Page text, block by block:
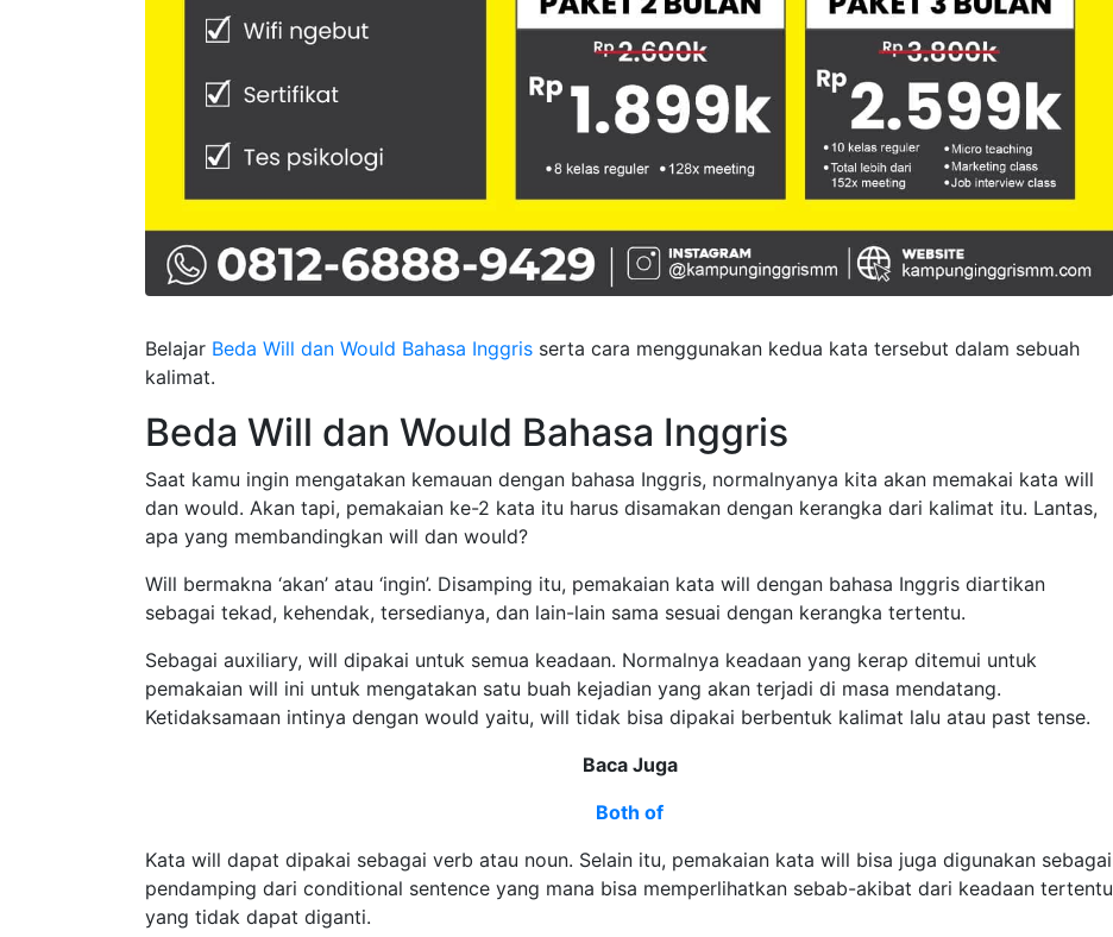
Belajar Beda Will dan Would Bahasa Inggris serta cara menggunakan kedua kata tersebut dalam sebuah
kalimat.
Beda Will dan Would Bahasa Inggris
Saat kamu ingin mengatakan kemauan dengan bahasa Inggris, normalnyanya kita akan memakai kata will
dan would. Akan tapi, pemakaian ke-2 kata itu harus disamakan dengan kerangka dari kalimat itu. Lantas,
apa yang membandingkan will dan would?
Will bermakna ‘akan’ atau ‘ingin’. Disamping itu, pemakaian kata will dengan bahasa Inggris diartikan
sebagai tekad, kehendak, tersedianya, dan lain-lain sama sesuai dengan kerangka tertentu.
Sebagai auxiliary, will dipakai untuk semua keadaan. Normalnya keadaan yang kerap ditemui untuk
pemakaian will ini untuk mengatakan satu buah kejadian yang akan terjadi di masa mendatang.
Ketidaksamaan intinya dengan would yaitu, will tidak bisa dipakai berbentuk kalimat lalu atau past tense.
Baca Juga
Both of
Kata will dapat dipakai sebagai verb atau noun. Selain itu, pemakaian kata will bisa juga digunakan sebagai
pendamping dari conditional sentence yang mana bisa memperlihatkan sebab-akibat dari keadaan tertentu
yang tidak dapat diganti.